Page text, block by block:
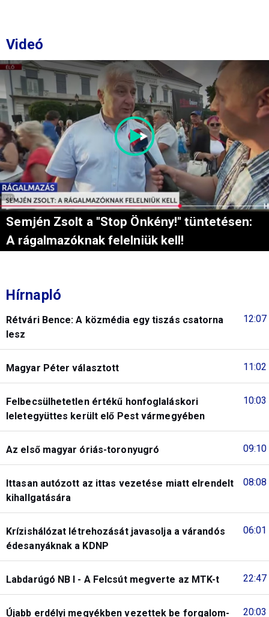
Videó
Semjén Zsolt a "Stop Önkény!" tüntetésen:
A rágalmazóknak felelniük kell!
Hírnapló
12:07
Rétvári Bence: A közmédia egy tiszás csatorna
lesz
11:02
Magyar Péter választott
10:03
Felbecsülhetetlen értékű honfoglaláskori
leletegyüttes került elő Pest vármegyében
09:10
Az első magyar óriás-toronyugró
08:08
Ittasan autózott az ittas vezetése miatt elrendelt
kihallgatására
06:01
Krízishálózat létrehozását javasolja a várandós
édesanyáknak a KDNP
22:47
Labdarúgó NB I - A Felcsút megverte az MTK-t
20:03
Újabb erdélyi megyékben vezettek be forgalom-